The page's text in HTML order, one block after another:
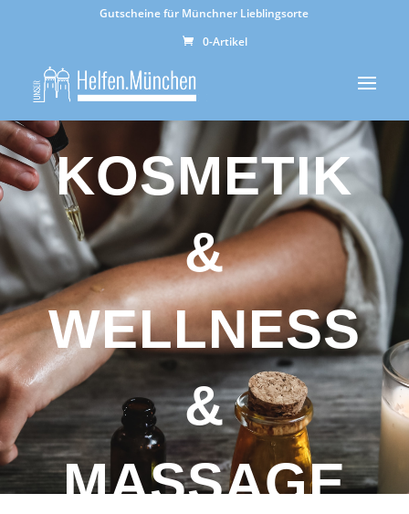
Gutscheine für Münchner Lieblingsorte
0-Artikel
KOSMETIK
&
WELLNESS
&
MASSAGE